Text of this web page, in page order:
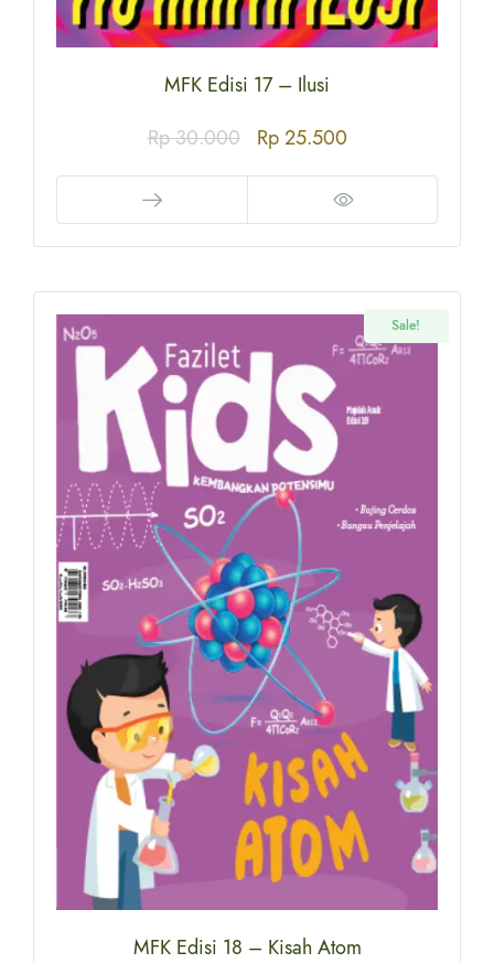
MFK Edisi 17 – Ilusi
Rp30.000 Rp25.500
Sale!
MFK Edisi 18 – Kisah Atom